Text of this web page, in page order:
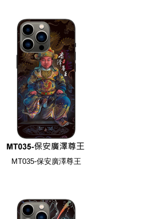
MT035-保安廣澤尊王